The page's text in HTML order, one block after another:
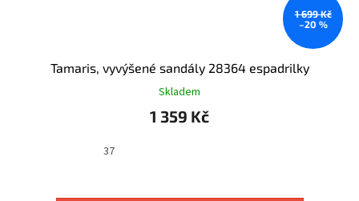
1 699 Kč
–20 %
Tamaris, vyvýšené sandály 28364 espadrilky
Skladem
1 359 Kč
37